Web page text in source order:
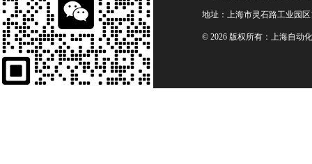
地址：上海市灵石路工业园区
© 2026 版权所有：上海自动